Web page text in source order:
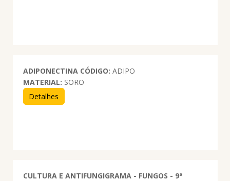
ADIPONECTINA CÓDIGO: ADIPO
MATERIAL: SORO
Detalhes
CULTURA E ANTIFUNGIGRAMA - FUNGOS - 9ª